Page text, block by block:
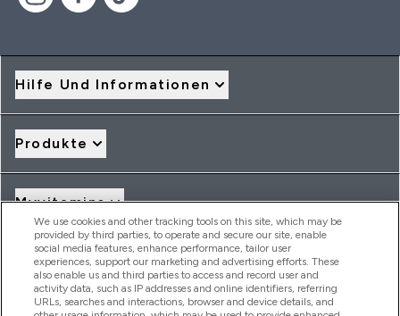
Hilfe Und Informationen
Produkte
Myvitamins
Angebote & Rabatte
We use cookies and other tracking tools on this site, which may be
provided by third parties, to operate and secure our site, enable
social media features, enhance performance, tailor user
experiences, support our marketing and advertising efforts. These
also enable us and third parties to access and record user and
activity data, such as IP addresses and online identifiers, referring
URLs, searches and interactions, browser and device details, and